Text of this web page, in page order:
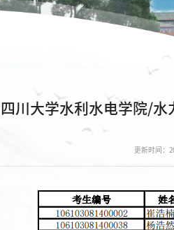
四川大学水利水电学院/
更新时间：